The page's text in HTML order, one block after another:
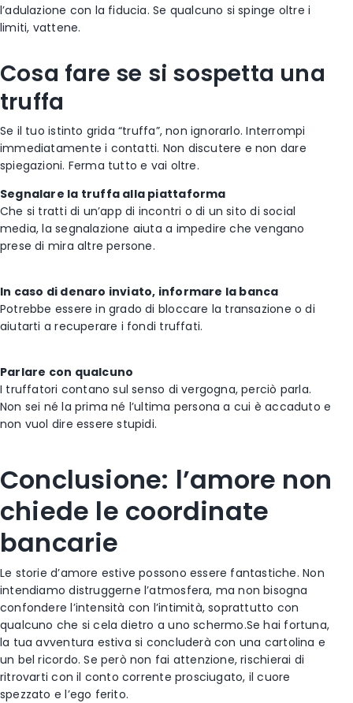
l’adulazione con la fiducia. Se qualcuno si spinge oltre i
limiti, vattene.
Cosa fare se si sospetta una
truffa
Se il tuo istinto grida “truffa”, non ignorarlo. Interrompi
immediatamente i contatti. Non discutere e non dare
spiegazioni. Ferma tutto e vai oltre.
Segnalare la truffa alla piattaforma
Che si tratti di un’app di incontri o di un sito di social
media, la segnalazione aiuta a impedire che vengano
prese di mira altre persone.
In caso di denaro inviato, informare la banca
Potrebbe essere in grado di bloccare la transazione o di
aiutarti a recuperare i fondi truffati.
Parlare con qualcuno
I truffatori contano sul senso di vergogna, perciò parla.
Non sei né la prima né l’ultima persona a cui è accaduto e
non vuol dire essere stupidi.
Conclusione: l’amore non
chiede le coordinate
bancarie
Le storie d’amore estive possono essere fantastiche. Non
intendiamo distruggerne l’atmosfera, ma non bisogna
confondere l’intensità con l’intimità, soprattutto con
qualcuno che si cela dietro a uno schermo.Se hai fortuna,
la tua avventura estiva si concluderà con una cartolina e
un bel ricordo. Se però non fai attenzione, rischierai di
ritrovarti con il conto corrente prosciugato, il cuore
spezzato e l’ego ferito.